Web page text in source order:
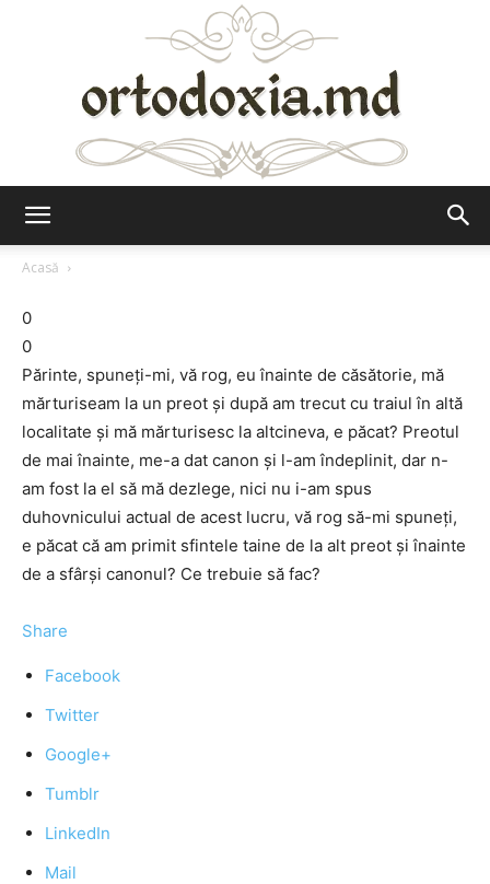
Acasă
0
0
Părinte, spuneți-mi, vă rog, eu înainte de căsătorie, mă
mărturiseam la un preot și după am trecut cu traiul în altă
localitate și mă mărturisesc la altcineva, e păcat? Preotul
de mai înainte, me-a dat canon și l-am îndeplinit, dar n-
am fost la el să mă dezlege, nici nu i-am spus
duhovnicului actual de acest lucru, vă rog să-mi spuneți,
e păcat că am primit sfintele taine de la alt preot și înainte
de a sfârși canonul? Ce trebuie să fac?
Share
Facebook
Twitter
Google+
Tumblr
LinkedIn
Mail